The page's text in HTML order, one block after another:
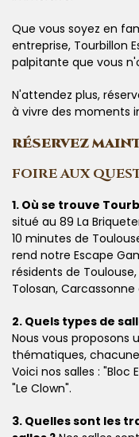
Que vous soyez en
entreprise, Tourbillon
palpitante que vous
N'attendez plus,
à vivre des moments
RÉSERVEZ
FOIRE AUX
1. Où se trouve
situé au 89 La
10 minutes de
rend notre Escape
résidents de
Tolosan, Carcassonne
2. Quels types de
Nous vous proposons
thématiques,
Voici nos salles : "Bloc
"Le Clown".
3. Quelles sont les